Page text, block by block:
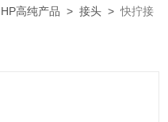
HP高纯产品 >接头 >快拧接